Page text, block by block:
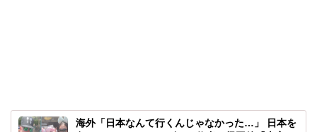
海外「日本なんて行くんじゃなかった…」 日本を